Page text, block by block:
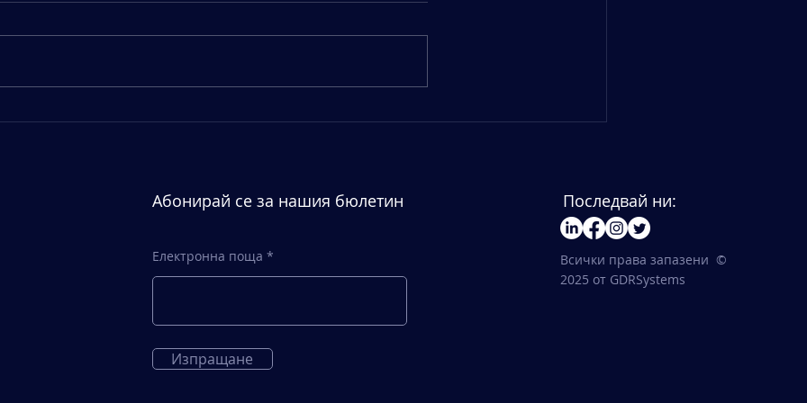
Autel EVO Max 4N e част от
GDR systems с нов офис в
Абонирай се за нашия бюлетин
Електронна поща
Изпращане
Последвай ни:
Всички права запазени ©
2025 от GDRSystems